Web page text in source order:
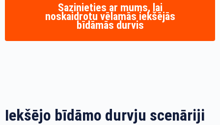
Sazinieties ar mums, lai
noskaidrotu vēlamās iekšējās
bīdāmās durvis
Iekšējo bīdāmo durvju scenāriji